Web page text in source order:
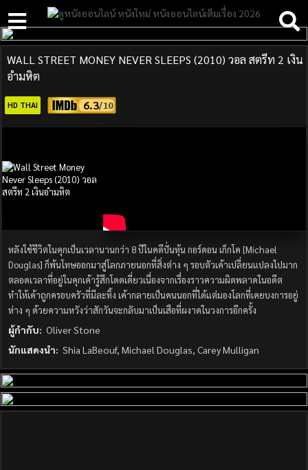
WALL STREET MONEY NEVER SLEEPS (2010) วอล สตรีท 2 เงิน
อำมหิต
HD THAI 6.3
หลังใช้ชีวิตในคุกเป็นเวลานานกว่า 8 ปีในคดีปั่นหุ้น กอร์ดอน เก็กโค [Michael
Douglas] ก็พ้นโทษออกมาสู่โลกภายนอกที่สิ่งต่าง ๆ รอบตัวเค้าเปลี่ยนแปลงไปมาก
ตลอดเวลาที่อยู่ในคุกเค้ารู้สึกโดดเดี่ยวเนื่องจากเรื่องราวความผิดพลาดในอดีต
ทำให้เค้าถูกครอบครัวที่มีละทิ้ง เค้ากลายเป็นคนนอกที่ได้แต่มองโลกที่เคยบงการอยู่
ห่าง ๆ ด้วยความหวังว่าสักวันจะกลับมาเป็นเสือที่ผงาดในวงการอีกครั้ง
ผู้กำกับ: Oliver Stone
นักแสดงนำ: Shia LaBeouf, Michael Douglas, Carey Mulligan